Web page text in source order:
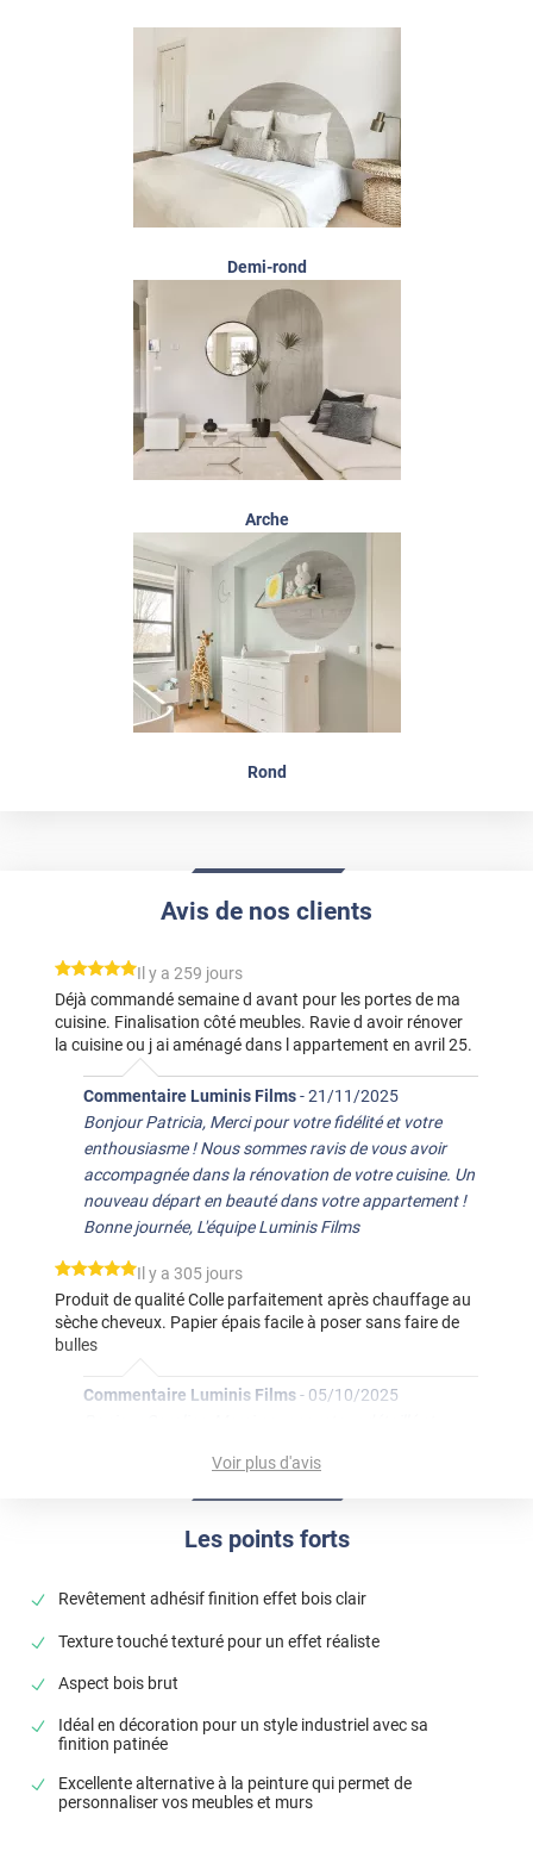
Demi-rond
Arche
Rond
Les points forts
Revêtement adhésif finition effet bois clair
Texture touché texturé pour un effet réaliste
Aspect bois brut
Idéal en décoration pour un style industriel avec sa
finition patinée
Excellente alternative à la peinture qui permet de
personnaliser vos meubles et murs
Avis de nos clients
*****
Il y a 259 jours
Déjà commandé semaine d avant pour les portes de ma
cuisine. Finalisation côté meubles. Ravie d avoir rénover
la cuisine ou j ai aménagé dans l appartement en avril 25.
Commentaire Luminis Films-21/11/2025
Bonjour Patricia, Merci pour votre fidélité et votre
enthousiasme ! Nous sommes ravis de vous avoir
accompagnée dans la rénovation de votre cuisine. Un
nouveau départ en beauté dans votre appartement !
Bonne journée, L'équipe Luminis Films
*****
Il y a 305 jours
Produit de qualité Colle parfaitement après chauffage au
sèche cheveux. Papier épais facile à poser sans faire de
bulles
Commentaire Luminis Films- 05/10/2025
produit et sa facilité de pose aient répondu à vos
attentes. Au plaisir de vous accompagner sur un
prochain projet déco ! Bonne journée, L'équipe
*****
Il y a 905 jours
Ce film convient parfaitement pour habiller des portes
*****
Il y a 1643 jours
sommes pas des pros)
Voir plus d'avis